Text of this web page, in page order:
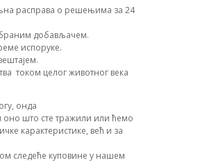
расправа о решењима за 24
добављачем.
испоруке.
током целог животног века
онда
што сте тражили или ћемо
карактеристике, већ и за
следеће куповине у нашем